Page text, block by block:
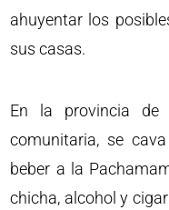
ahuyentar los
sus casas.
En la provincia de
comunitaria, se
beber a la
chicha, alcohol y